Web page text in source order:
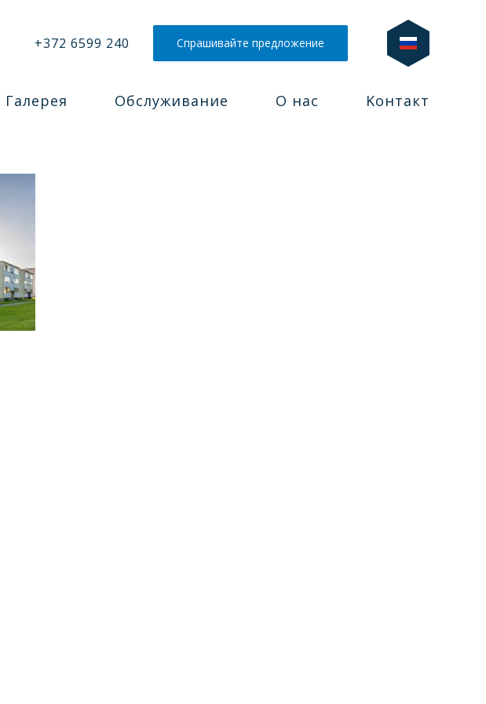
Спрашивайте предложение
+372 6599 240
Галерея Обслуживание О нас Kонтакт